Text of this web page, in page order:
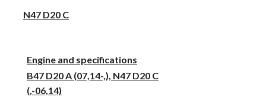
N47 D20 C
Engine and specifications
B47 D20 A (07,14-,), N47 D20 C
(,-06,14)